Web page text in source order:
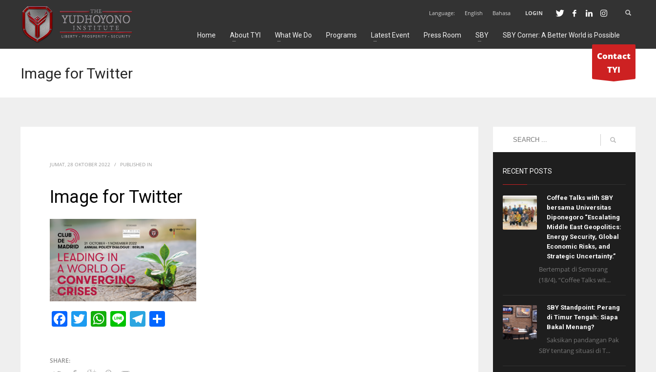
Language: English Bahasa LOGIN
Home About TYI What We Do Programs Latest Event Press Room SBY SBY Corner: A Better World is Possible
Contact
TYI
Image for Twitter
JUMAT, 28 OKTOBER 2022 / PUBLISHED IN
Image for Twitter
Facebook
Twitter
WhatsApp
LineTelegram
RECENT POSTS
Coffee Talks with SBY
bersama Universitas
Diponegoro “Escalating
Middle East Geopolitics:
Energy Security, Global
Economic Risks, and
Strategic Uncertainty.”
Bertempat di Semarang
(18/4), “Coffee Talks wit...
SBY Standpoint: Perang
di Timur Tengah: Siapa
Bakal Menang?
Saksikan pandangan Pak
SBY tentang situasi di T...